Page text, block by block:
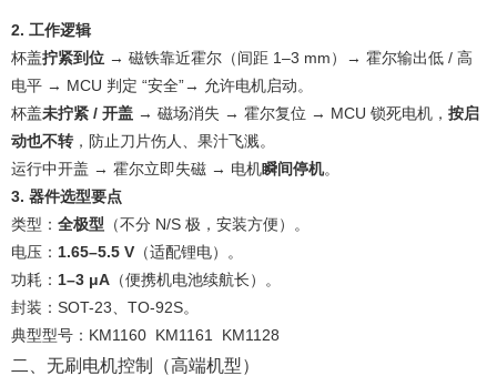
2. 工作逻辑
杯盖拧紧到位 → 磁铁靠近霍尔（间距 1–3 mm）→ 霍尔输出低 / 高
电平 → MCU 判定 “安全”→ 允许电机启动。
杯盖未拧紧 / 开盖 → 磁场消失 → 霍尔复位 → MCU 锁死电机， 按启
动也不转，防止刀片伤人、果汁飞溅。
运行中开盖 → 霍尔立即失磁 → 电机瞬间停机。
3. 器件选型要点
类型： 全极型 （不分 N/S 极，安装方便）。
电压： 1.65–5.5 V （适配锂电）。
功耗： 1–3 μA （便携机电池续航长）。
封装：SOT-23、TO-92S。
典型型号：KM1160 KM1161 KM1128
二、无刷电机控制（高端机型）